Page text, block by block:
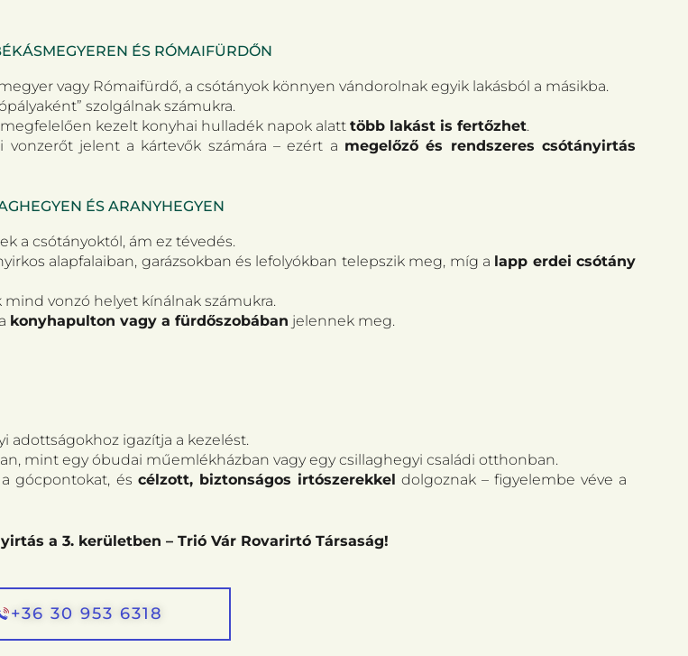
ÉS RÓMAIFÜRDŐN
vagy Rómaifürdő, a csótányok könnyen vándorolnak egyik lakásból a másikba.
szolgálnak számukra.
kezelt konyhai hulladék napok alatt több lakást is fertőzhet.
jelent a kártevők számára – ezért a megelőző és rendszeres csótányirtás
ÉS ARANYHEGYEN
a csótányoktól, ám ez tévedés.
alapfalaiban, garázsokban és lefolyókban telepszik meg, míg a lapp erdei csótány
vonzó helyet kínálnak számukra.
konyhapulton vagy a fürdőszobában jelennek meg.
adottságokhoz igazítja a kezelést.
mint egy óbudai műemlékházban vagy egy csillaghegyi családi otthonban.
gócpontokat, és célzott, biztonságos irtószerekkel dolgoznak – figyelembe véve a
a 3. kerületben – Trió Vár Rovarirtó Társaság!
+36 30 953 6318